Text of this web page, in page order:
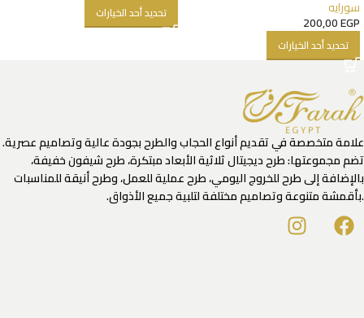
سورايه
200,00EGP
تحديد أحد الخيارات
تحديد أحد الخيارات
علامة متخصصة في تقديم أنواع الحجاب والطرح بجودة عالية وتصاميم عصرية.
تضم مجموعتها: طرح ديجيتال ثلاثية الأبعاد مبتكرة، طرح شيفون خفيفة،
بالإضافة إلى طرح للخروج اليومي، طرح عملية للعمل، وطرح أنيقة للمناسبات
.بأقمشة متنوعة وتصاميم مختلفة لتلبية جميع الأذواق.